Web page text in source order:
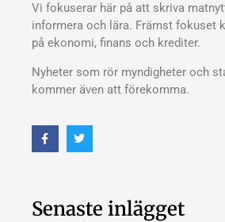
Vi fokuserar här på att skriva
informera och lära. Främst fokuset
på ekonomi, finans och krediter.
Nyheter som rör myndigheter och
kommer även att förekomma.
Senaste inlägget